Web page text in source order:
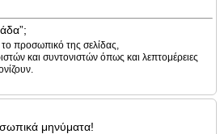
προσωπικό της σελίδας,
και συντονιστών όπως και λεπτομέρειες
μηνύματα!